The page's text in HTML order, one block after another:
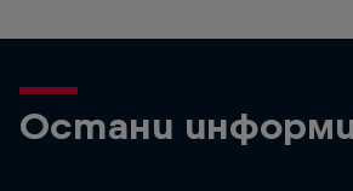
Остани